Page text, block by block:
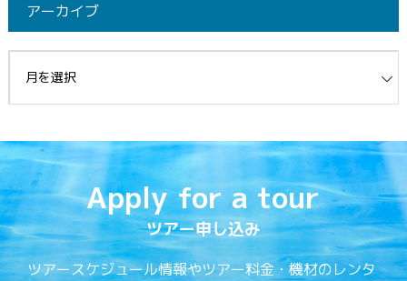
アーカイブ
Apply for a tour
ツアー申し込み
ツアースケジュール情報やツアー料金・機材のレンタ